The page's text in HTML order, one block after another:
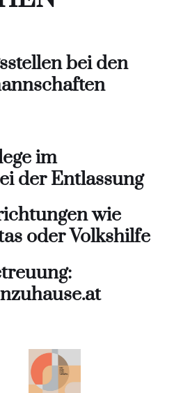
bei den
im
der Entlassung
wie
oder Volkshilfe